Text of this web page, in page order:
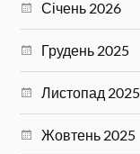
Січень 2026
Грудень 2025
Листопад 2025
Жовтень 2025